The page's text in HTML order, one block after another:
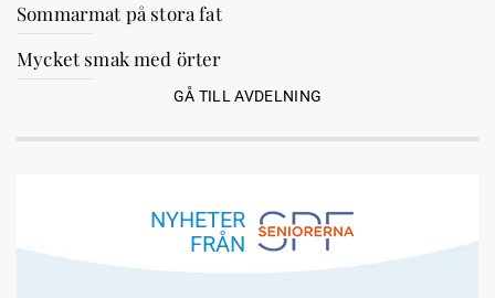
Sommarmat på stora fat
Mycket smak med örter
GÅ TILL AVDELNING
NYHETER
FRÅN